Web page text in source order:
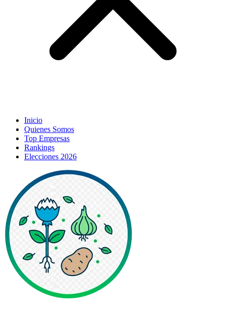
Inicio
Quienes Somos
Top Empresas
Rankings
Elecciones 2026